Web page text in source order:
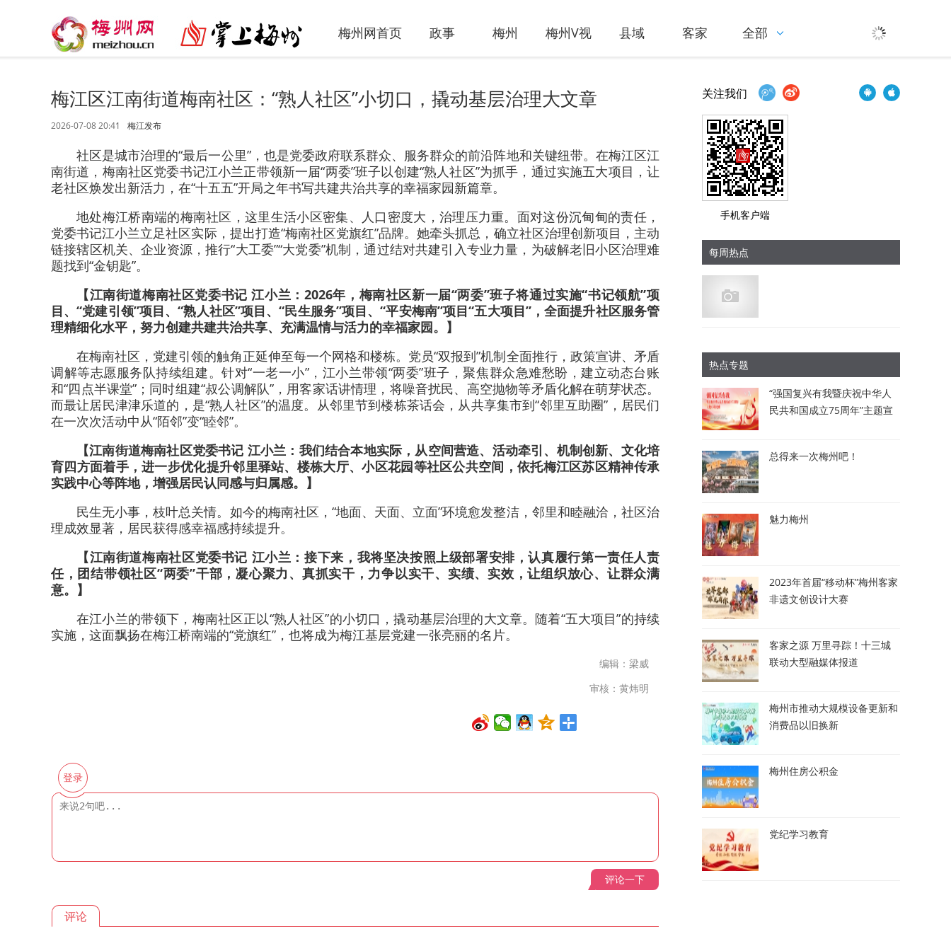
梅州网首页 政事 梅州 梅州V视 县域 客家 全部
梅江区江南街道梅南社区：“熟人社区”小切口，撬动基层治理大文章
2026-07-08 20:41 梅江发布
社区是城市治理的“最后一公里”，也是党委政府联系群众、服务群众的前沿阵地和关键纽带。在梅江区江
南街道，梅南社区党委书记江小兰正带领新一届“两委”班子以创建“熟人社区”为抓手，通过实施五大项目，让
老社区焕发出新活力，在“十五五”开局之年书写共建共治共享的幸福家园新篇章。
地处梅江桥南端的梅南社区，这里生活小区密集、人口密度大，治理压力重。面对这份沉甸甸的责任，
党委书记江小兰立足社区实际，提出打造“梅南社区党旗红”品牌。她牵头抓总，确立社区治理创新项目，主动
链接辖区机关、企业资源，推行“大工委”“大党委”机制，通过结对共建引入专业力量，为破解老旧小区治理难
题找到“金钥匙”。
【江南街道梅南社区党委书记 江小兰：2026年，梅南社区新一届“两委”班子将通过实施“书记领航”项
目、“党建引领”项目、“熟人社区”项目、“民生服务”项目、“平安梅南”项目“五大项目”，全面提升社区服务管
理精细化水平，努力创建共建共治共享、充满温情与活力的幸福家园。】
在梅南社区，党建引领的触角正延伸至每一个网格和楼栋。党员“双报到”机制全面推行，政策宣讲、矛盾
调解等志愿服务队持续组建。针对“一老一小”，江小兰带领“两委”班子，聚焦群众急难愁盼，建立动态台账
和“四点半课堂”；同时组建“叔公调解队”，用客家话讲情理，将噪音扰民、高空抛物等矛盾化解在萌芽状态。
而最让居民津津乐道的，是“熟人社区”的温度。从邻里节到楼栋茶话会，从共享集市到“邻里互助圈”，居民们
在一次次活动中从“陌邻”变“睦邻”。
【江南街道梅南社区党委书记 江小兰：我们结合本地实际，从空间营造、活动牵引、机制创新、文化培
育四方面着手，进一步优化提升邻里驿站、楼栋大厅、小区花园等社区公共空间，依托梅江区苏区精神传承
实践中心等阵地，增强居民认同感与归属感。】
民生无小事，枝叶总关情。如今的梅南社区，“地面、天面、立面”环境愈发整洁，邻里和睦融洽，社区治
理成效显著，居民获得感幸福感持续提升。
【江南街道梅南社区党委书记 江小兰：接下来，我将坚决按照上级部署安排，认真履行第一责任人责
任，团结带领社区“两委”干部，凝心聚力、真抓实干，力争以实干、实绩、实效，让组织放心、让群众满
意。】
在江小兰的带领下，梅南社区正以“熟人社区”的小切口，撬动基层治理的大文章。随着“五大项目”的持续
实施，这面飘扬在梅江桥南端的“党旗红”，也将成为梅江基层党建一张亮丽的名片。
编辑：梁威
审核：黄炜明
登录
评论一下
评论
关注我们
手机客户端
每周热点
热点专题
“强国复兴有我暨庆祝中华人
民共和国成立75周年”主题宣
总得来一次梅州吧！
魅力梅州
2023年首届“移动杯”梅州客家
非遗文创设计大赛
客家之源 万里寻踪！十三城
联动大型融媒体报道
梅州市推动大规模设备更新和
消费品以旧换新
梅州住房公积金
党纪学习教育